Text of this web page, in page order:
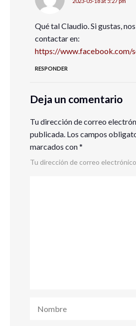
Qué tal Claudio. Si gustas,
contactar en:
https://www.facebook.com/
RESPONDER
Deja un comentario
Tu dirección de correo
publicada. Los campos
marcados con*
Tu dirección de correo